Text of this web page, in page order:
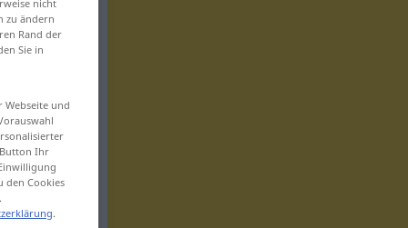
nicht
zu ändern
Rand der
Sie in
und
Ihr
den Cookies
.